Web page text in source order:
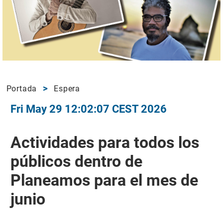
Portada Espera
Fri May 29 12:02:07 CEST 2026
Actividades para todos los
públicos dentro de
Planeamos para el mes de
junio